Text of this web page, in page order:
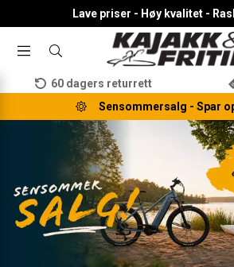
Lave priser - Høy kvalitet -
TOGGLESØK
KATEGORI,
MERKE
60 dagers returrett
Sensommersalg - Spar